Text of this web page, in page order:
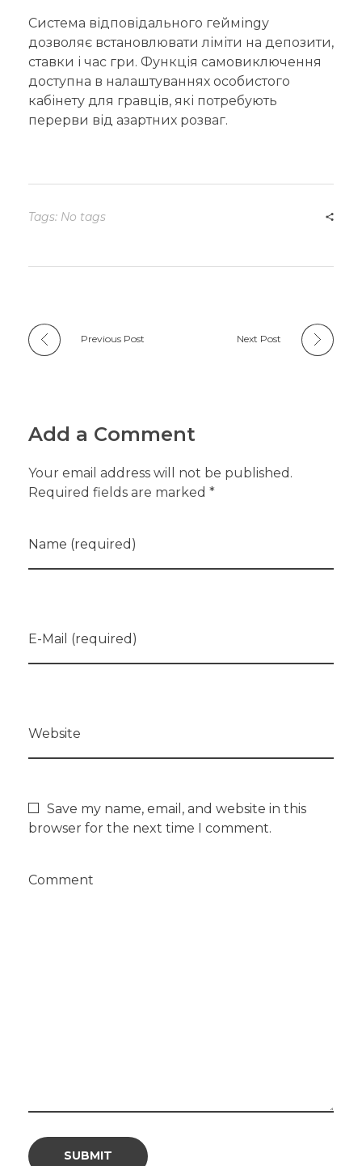
Система відповідального гейміngу
дозволяє встановлювати ліміти на депозити,
ставки і час гри. Функція самовиключення
доступна в налаштуваннях особистого
кабінету для гравців, які потребують
перерви від азартних розваг.
Tags: No tags
Previous Post Next Post
Add a Comment
Your email address will not be published.
Required fields are marked *
Name (required)
E-Mail (required)
Website
Save my name, email, and website in this
browser for the next time I comment.
Comment